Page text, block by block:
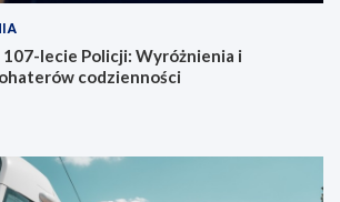
lecie Policji: Wyróżnienia i
codzienności